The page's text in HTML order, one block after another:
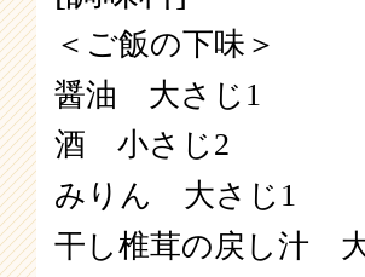
＜ご飯の下味＞
醤油 大さじ1
酒 小さじ2
みりん 大さじ1
干し椎茸の戻し汁